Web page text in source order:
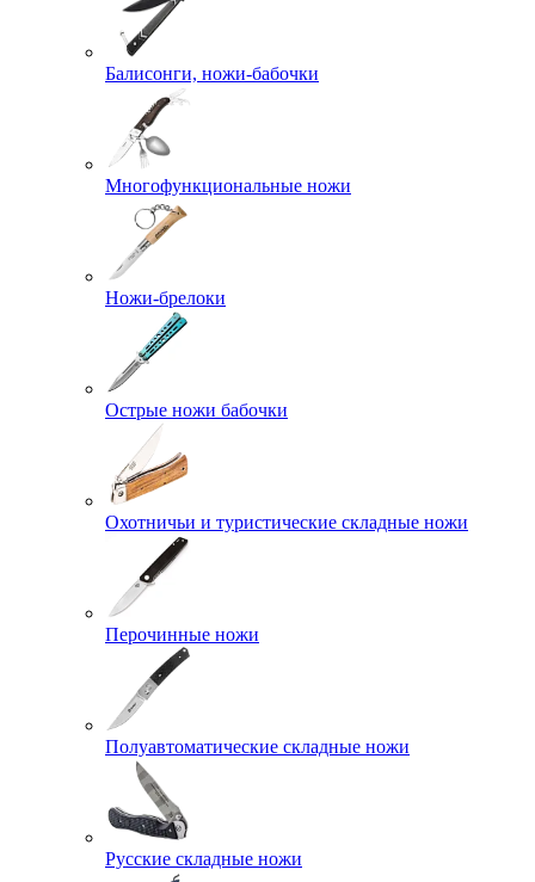
Балисонги, ножи-бабочки
Многофункциональные ножи
Ножи-брелоки
Острые ножи бабочки
Охотничьи и туристические складные ножи
Перочинные ножи
Полуавтоматические складные ножи
Русские складные ножи